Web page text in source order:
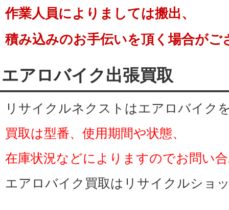
エアロバイク高価買取中!
エアロバイク出張買取は最
取致します。
今日買取して欲しいや、本
きる限り対応します。
新品エアロバイク高価買取！
エアロバイク当日買取、エ
下さい。
作業人員によりましては搬出、
積み込みのお手伝いを頂く場合がご
エアロバイク出張買取
リサイクルネクストはエアロバイク
買取は型番、使用期間や状態、
在庫状況などによりますのでお問い
エアロバイク買取はリサイクルショ